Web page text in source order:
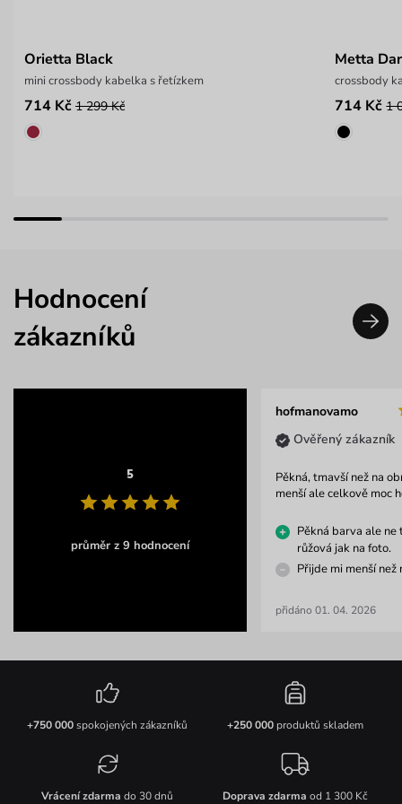
Orietta Black
mini crossbody kabelka s řetízkem
714 Kč 1 299 Kč
Metta
crossbody
714 Kč 1
Hodnocení
zákazníků
5
průměr z 9 hodnocení
hofmanovamo
Ověřený zákazník
Pěkná, tmavší než na
menší ale celkově moc
Pěkná barva ale ne
růžová jak na foto.
Přijde mi menší než
přidáno 01. 04. 2026
+750 000spokojených zákazníků +250 000produktů skladem
Vrácení zdarma do 30 dnů Doprava zdarma od 1 300 Kč